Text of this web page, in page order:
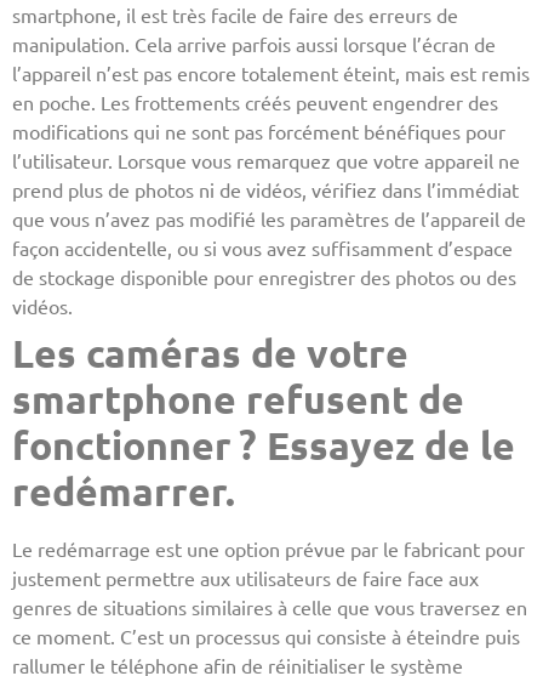
smartphone, il est très facile de faire des erreurs de
manipulation. Cela arrive parfois aussi lorsque l’écran de
l’appareil n’est pas encore totalement éteint, mais est remis
en poche. Les frottements créés peuvent engendrer des
modifications qui ne sont pas forcément bénéfiques pour
l’utilisateur. Lorsque vous remarquez que votre appareil ne
prend plus de photos ni de vidéos, vérifiez dans l’immédiat
que vous n’avez pas modifié les paramètres de l’appareil de
façon accidentelle, ou si vous avez suffisamment d’espace
de stockage disponible pour enregistrer des photos ou des
vidéos.
Les caméras de votre
smartphone refusent de
fonctionner ? Essayez de le
redémarrer.
Le redémarrage est une option prévue par le fabricant pour
justement permettre aux utilisateurs de faire face aux
genres de situations similaires à celle que vous traversez en
ce moment. C’est un processus qui consiste à éteindre puis
rallumer le téléphone afin de réinitialiser le système